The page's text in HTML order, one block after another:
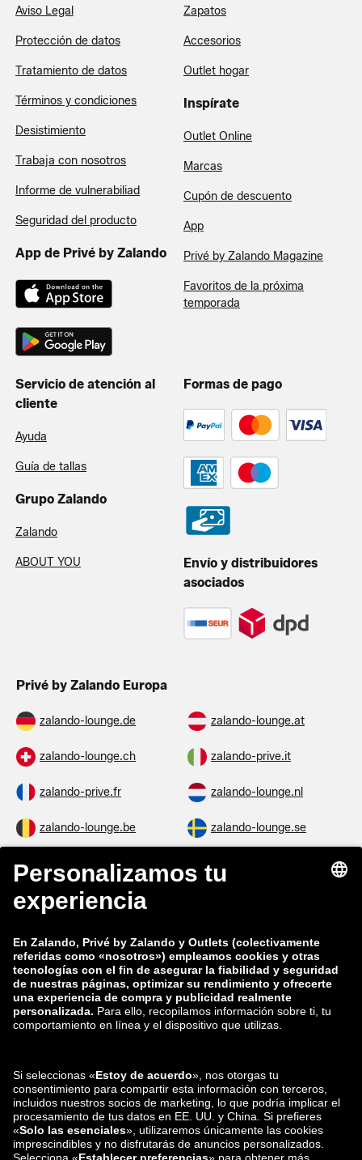
Aviso Legal
Protección de datos
Tratamiento de datos
Términos y condiciones
Desistimiento
Trabaja con nosotros
Informe de vulnerabiliad
Seguridad del producto
App de Privé by Zalando
Zapatos
Accesorios
Outlet hogar
Inspírate
Outlet Online
Marcas
Cupón de descuento
App
Privé by Zalando Magazine
Favoritos de la próxima
temporada
Servicio de atención al
cliente
Ayuda
Guía de tallas
Grupo Zalando
Zalando
ABOUT YOU
Formas de pago
Envío y distribuidores
asociados
Privé by Zalando Europa
zalando-lounge.de zalando-lounge.at
zalando-lounge.ch zalando-prive.it
zalando-prive.fr zalando-lounge.nl
zalando-lounge.be zalando-lounge.se
zalando-lounge.fi
zalando-lounge.co.uk
zalando-prive.es
zalando-lounge.lt zalando-lounge.sk
zalando-lounge.ro zalando-lounge.hr
zalando-lounge.lu zalando-lounge.ee
zalando-lounge.lv zalando-lounge.no